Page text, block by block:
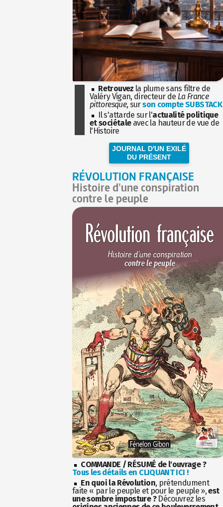
Retrouvez la plume sans filtre de
Valéry Vigan, directeur de La France
pittoresque, surson compte SUBSTACK
Il s'attarde sur l'actualité politique
et sociétaleavec la hauteur de vue de
l'Histoire
JOURNAL D'UN EXILÉ
DU PRÉSENT
RÉVOLUTION FRANÇAISE
Histoire d'une conspiration
contre le peuple
COMMANDE / RÉSUMÉ de l'ouvrage ?
Tous les détails en CLIQUANT ICI !
En quoi la Révolution, prétendument
faite « par le peuple et pour le peuple »,est
une sombre imposture ?Découvrez les